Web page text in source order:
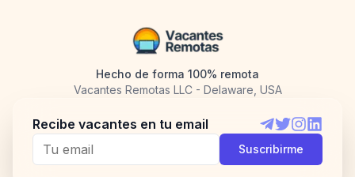
Hecho de forma 100% remota
Vacantes Remotas LLC - Delaware, USA
Recibe vacantes en tu email
Telegram
TwitterInstagram
Suscribirme